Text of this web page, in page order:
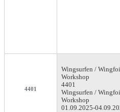
4401
Wingsurfen /
Workshop
4401
Wingsurfen /
Workshop
01.09.2025-